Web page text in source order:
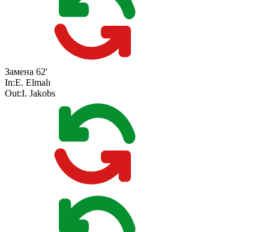
Замена 62'
In:E. Elmalı
Out:I. Jakobs